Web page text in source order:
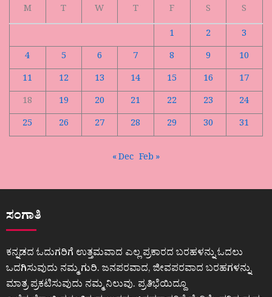
M
T W T F S
S
1
2
3
4
5 6 7 8 9
10
11
12 13 14 15 16
17
18
19 20 21 22 23
24
25
26 27 28 29 30 31
« Dec Feb »
ಸಂಗಾತಿ
ಕನ್ನಡದ ಓದುಗರಿಗೆ ಉತ್ತಮವಾದ ಎಲ್ಲ ಪ್ರಕಾರದ ಬರಹಳನ್ನು ಓದಲು
ಒದಗಿಸುವುದು ನಮ್ಮ ಗುರಿ. ಜನಪರವಾದ, ಜೀವಪರವಾದ ಬರಹಗಳನ್ನು
ಮಾತ್ರ ಪ್ರಕಟಿಸುವುದು ನಮ್ಮ ನಿಲುವು. ಪ್ರತಿಭೆಯಿದ್ದೂ